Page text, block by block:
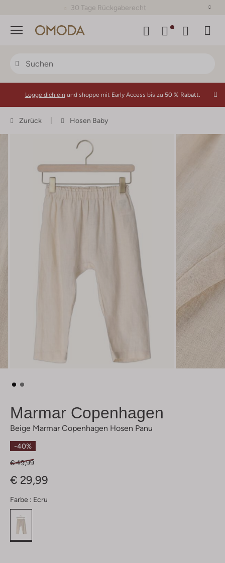
30 Tage Rückgaberecht
Menü
Logge dich ein und shoppe mit Early Access bis zu 50 % Rabatt.
Zurück Hosen Baby
Marmar Copenhagen
Beige Marmar Copenhagen Hosen Panu
-40%
€ 49,99
€ 29,99
Farbe : Ecru